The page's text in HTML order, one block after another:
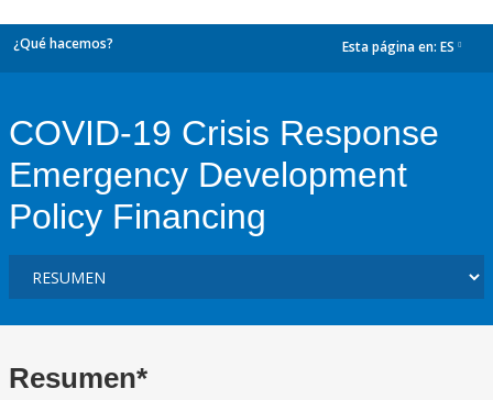
¿Qué hacemos? Esta página en: ES
COVID-19 Crisis Response
Emergency Development
Policy Financing
Resumen*